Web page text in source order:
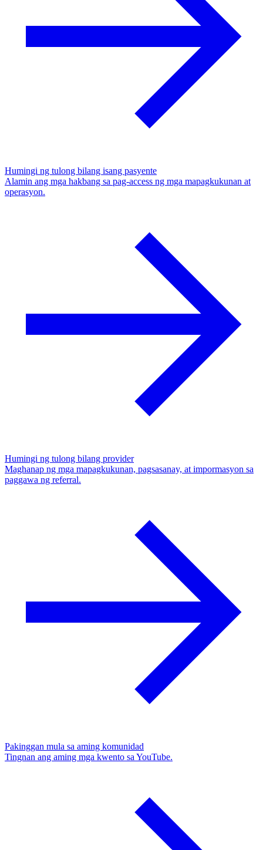
Humingi ng tulong bilang isang pasyente
Alamin ang mga hakbang sa pag-access ng mga mapagkukunan at
operasyon.
Humingi ng tulong bilang provider
Maghanap ng mga mapagkukunan, pagsasanay, at impormasyon sa
paggawa ng referral.
Pakinggan mula sa aming komunidad
Tingnan ang aming mga kwento sa YouTube.